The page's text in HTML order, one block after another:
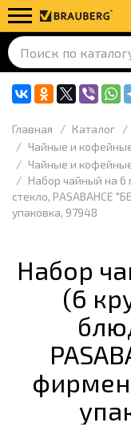
Главная Каталог
Чайные и
Чайные и
Набор чайный на 6
стекло, PASABAHCE
упаковка, 97948
Набор
(6